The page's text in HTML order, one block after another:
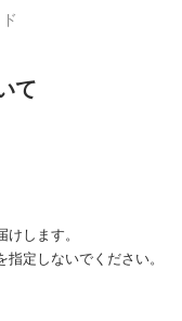
て
します。
定しないでください。